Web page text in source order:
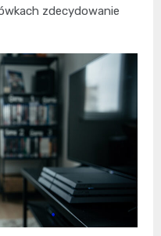
zdecydowanie